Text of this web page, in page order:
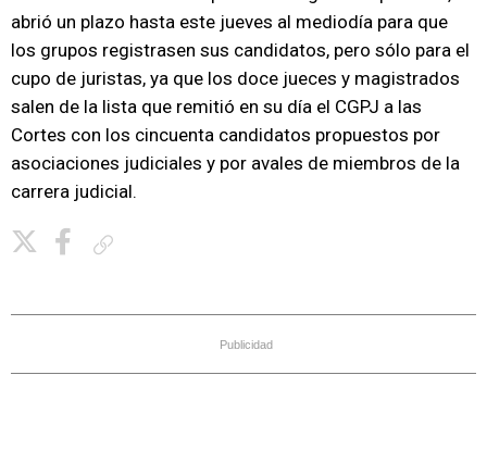
abrió un plazo hasta este jueves al mediodía para que
los grupos registrasen sus candidatos, pero sólo para el
cupo de juristas, ya que los doce jueces y magistrados
salen de la lista que remitió en su día el CGPJ a las
Cortes con los cincuenta candidatos propuestos por
asociaciones judiciales y por avales de miembros de la
carrera judicial.
Publicidad